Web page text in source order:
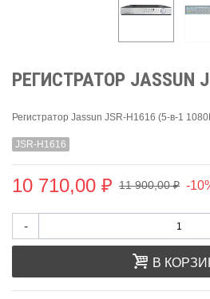
РЕГИСТРАТОР JASSUN
Регистратор Jassun JSR-H1616 (5-в-1
JSR-H1616
10 710,00 ₽ 11 900,00 ₽ -
-
В